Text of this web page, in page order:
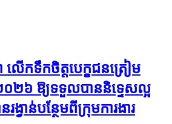
លើកទឹកចិត្តបេក្ខជនត្រៀម
០២៦ ឱ្យទទួលបាននិទ្ទេសល្អ
វាន់បន្ថែមពីក្រុមការងារ